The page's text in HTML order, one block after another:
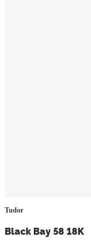
Tudor
Black Bay 58 18K